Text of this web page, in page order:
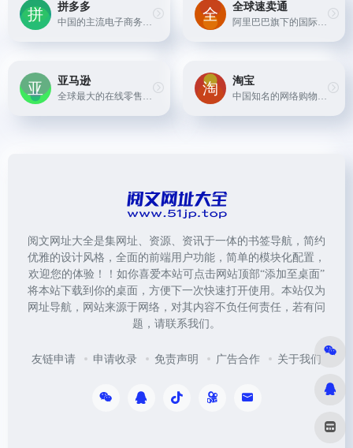
拼多多
中国的主流电子商务平台之一，以低价拼团购物著称。
全球速卖通
阿里巴巴旗下的国际在线批发平台，支持全球多个国家和地区的买家和卖家交易。
亚马逊
全球最大的在线零售商之一，拥有全美最大的1P仓储式商城，卖家可先批量采购相关货物然后在线销售。
淘宝
中国知名的网络购物平台，国内电商平台鼻祖。
阅文网址大全是集网址、资源、资讯于一体的书签导航，简约
优雅的设计风格，全面的前端用户功能，简单的模块化配置，
欢迎您的体验！！如你喜爱本站可点击网站顶部“添加至桌面”
将本站下载到你的桌面，方便下一次快速打开使用。本站仅为
网址导航，网站来源于网络，对其内容不负任何责任，若有问
题，请联系我们。
友链申请 申请收录 免责声明 广告合作 关于我们